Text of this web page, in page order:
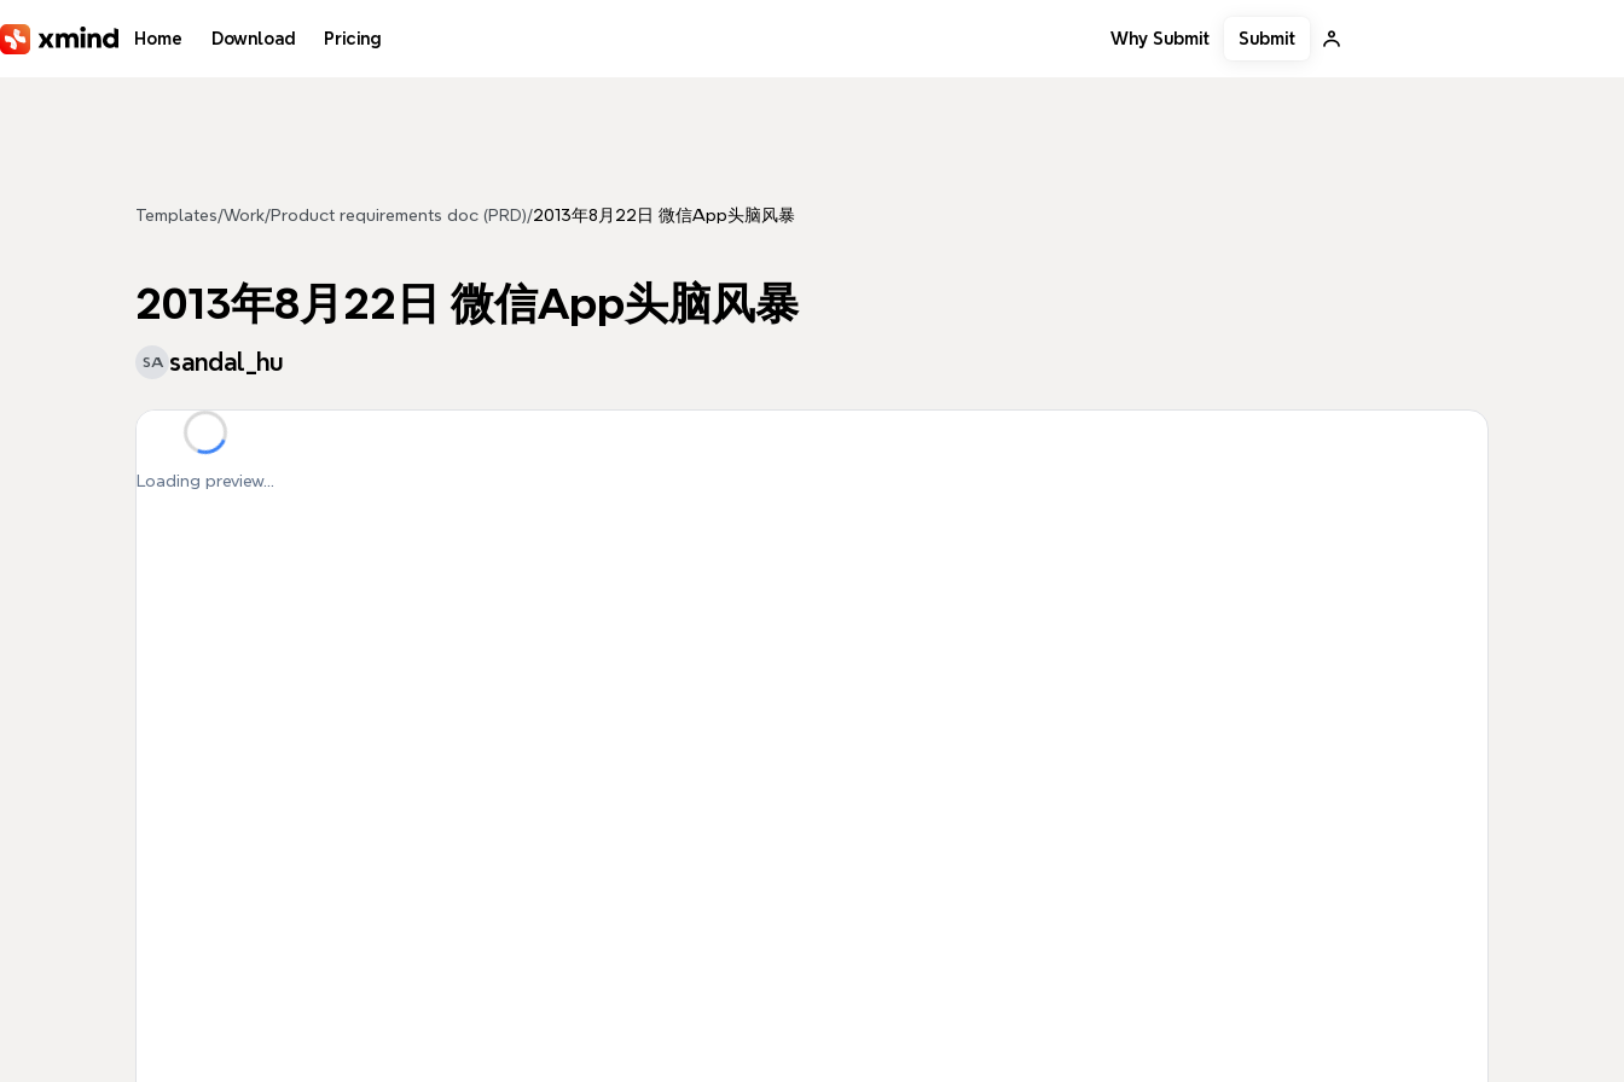
Home Download Pricing Why Submit Submit
Templates/Work/Product requirements doc (PRD)/2013年8月22日 微信App头脑风暴
2013年8月22日 微信App头脑风暴
SA sandal_hu
Loading preview...